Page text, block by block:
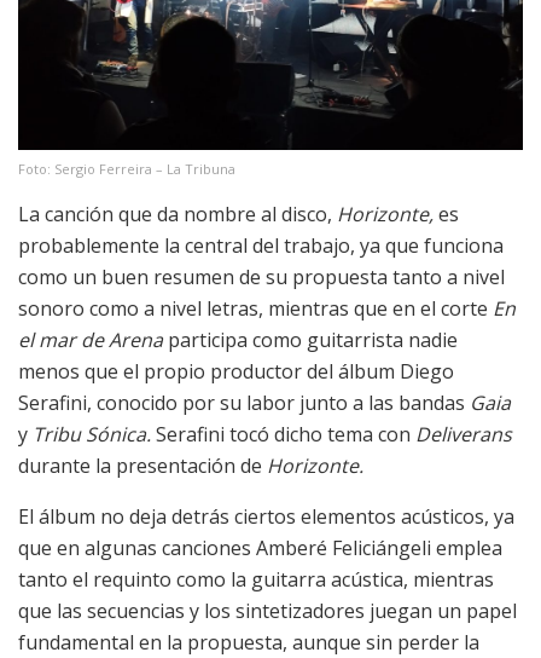
Foto: Sergio Ferreira – La Tribuna
La canción que da nombre al disco, Horizonte,es
probablemente la central del trabajo, ya que funciona
como un buen resumen de su propuesta tanto a nivel
sonoro como a nivel letras, mientras que en el corte En
el mar de Arenaparticipa como guitarrista nadie
menos que el propio productor del álbum Diego
Serafini, conocido por su labor junto a las bandas Gaia
y Tribu Sónica.Serafini tocó dicho tema con Deliverans
durante la presentación de Horizonte.
El álbum no deja detrás ciertos elementos acústicos, ya
que en algunas canciones Amberé Feliciángeli emplea
tanto el requinto como la guitarra acústica, mientras
que las secuencias y los sintetizadores juegan un papel
fundamental en la propuesta, aunque sin perder la